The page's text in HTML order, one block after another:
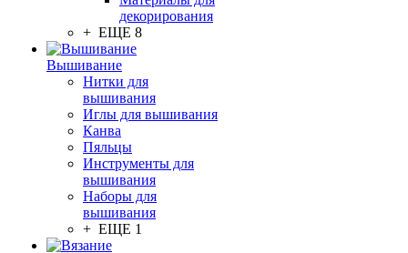
декорирования
+ ЕЩЕ 8
Вышивание
Нитки для
вышивания
Иглы для вышивания
Канва
Пяльцы
Инструменты для
вышивания
Наборы для
вышивания
+ ЕЩЕ 1